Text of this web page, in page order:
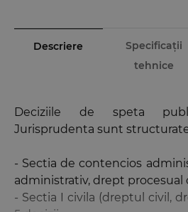
Descriere
Specificații
tehnice
Deciziile de speta
Jurisprudenta sunt
- Sectia de contencios
administrativ, drept procesual
- Sectia I civila (dreptul civil,